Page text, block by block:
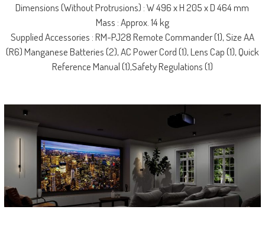
Dimensions (Without Protrusions) : W 496 x H 205 x D 464 mm
Mass : Approx. 14 kg
Supplied Accessories : RM-PJ28 Remote Commander (1), Size AA
(R6) Manganese Batteries (2), AC Power Cord (1), Lens Cap (1), Quick
Reference Manual (1),Safety Regulations (1)